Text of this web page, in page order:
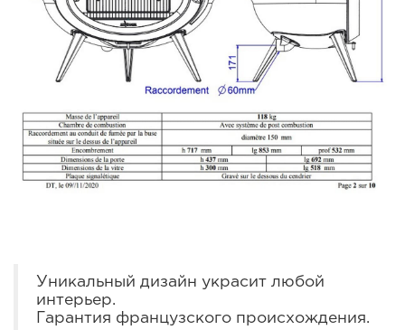
Уникальный дизайн украсит любой
интерьер.
Гарантия французского происхождения.